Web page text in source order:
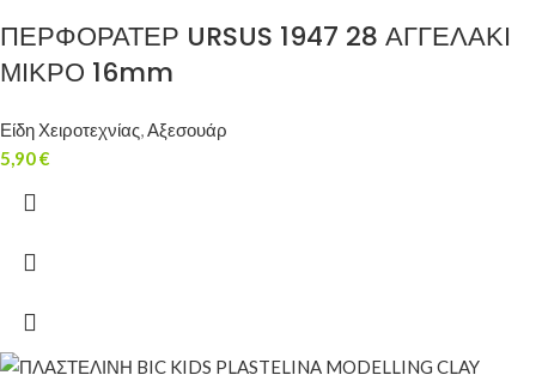
ΠΕΡΦΟΡΑΤΕΡ URSUS 1947 28 ΑΓΓΕΛΑΚΙ
ΜΙΚΡΟ 16mm
Είδη Χειροτεχνίας,Αξεσουάρ
5,90€